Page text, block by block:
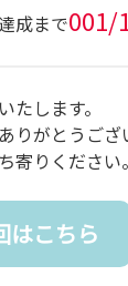
成まで001/
たします。
りがとうござ
寄りください。
はこちら